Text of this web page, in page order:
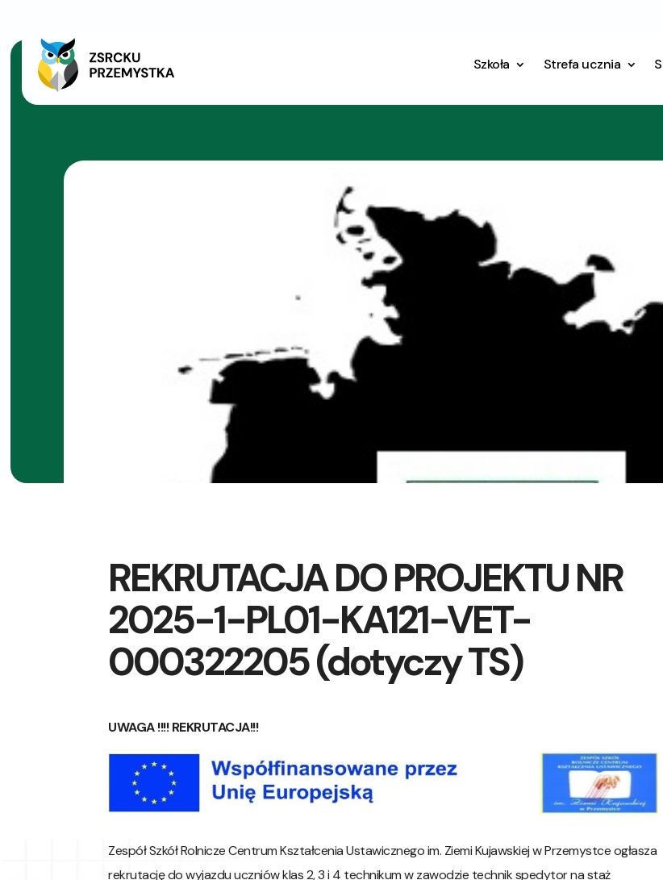
Szkoła Strefa ucznia
REKRUTACJA DO PROJEKTU NR
2025-1-PL01-KA121-VET-
000322205 (dotyczy TS)
UWAGA !!!! REKRUTACJA!!!
Zespół Szkół Rolnicze Centrum Kształcenia Ustawicznego im. Ziemi Kujawskiej w Przemystce ogłasza
rekrutację do wyjazdu uczniów klas 2, 3 i 4 technikum w zawodzie technik spedytor na staż